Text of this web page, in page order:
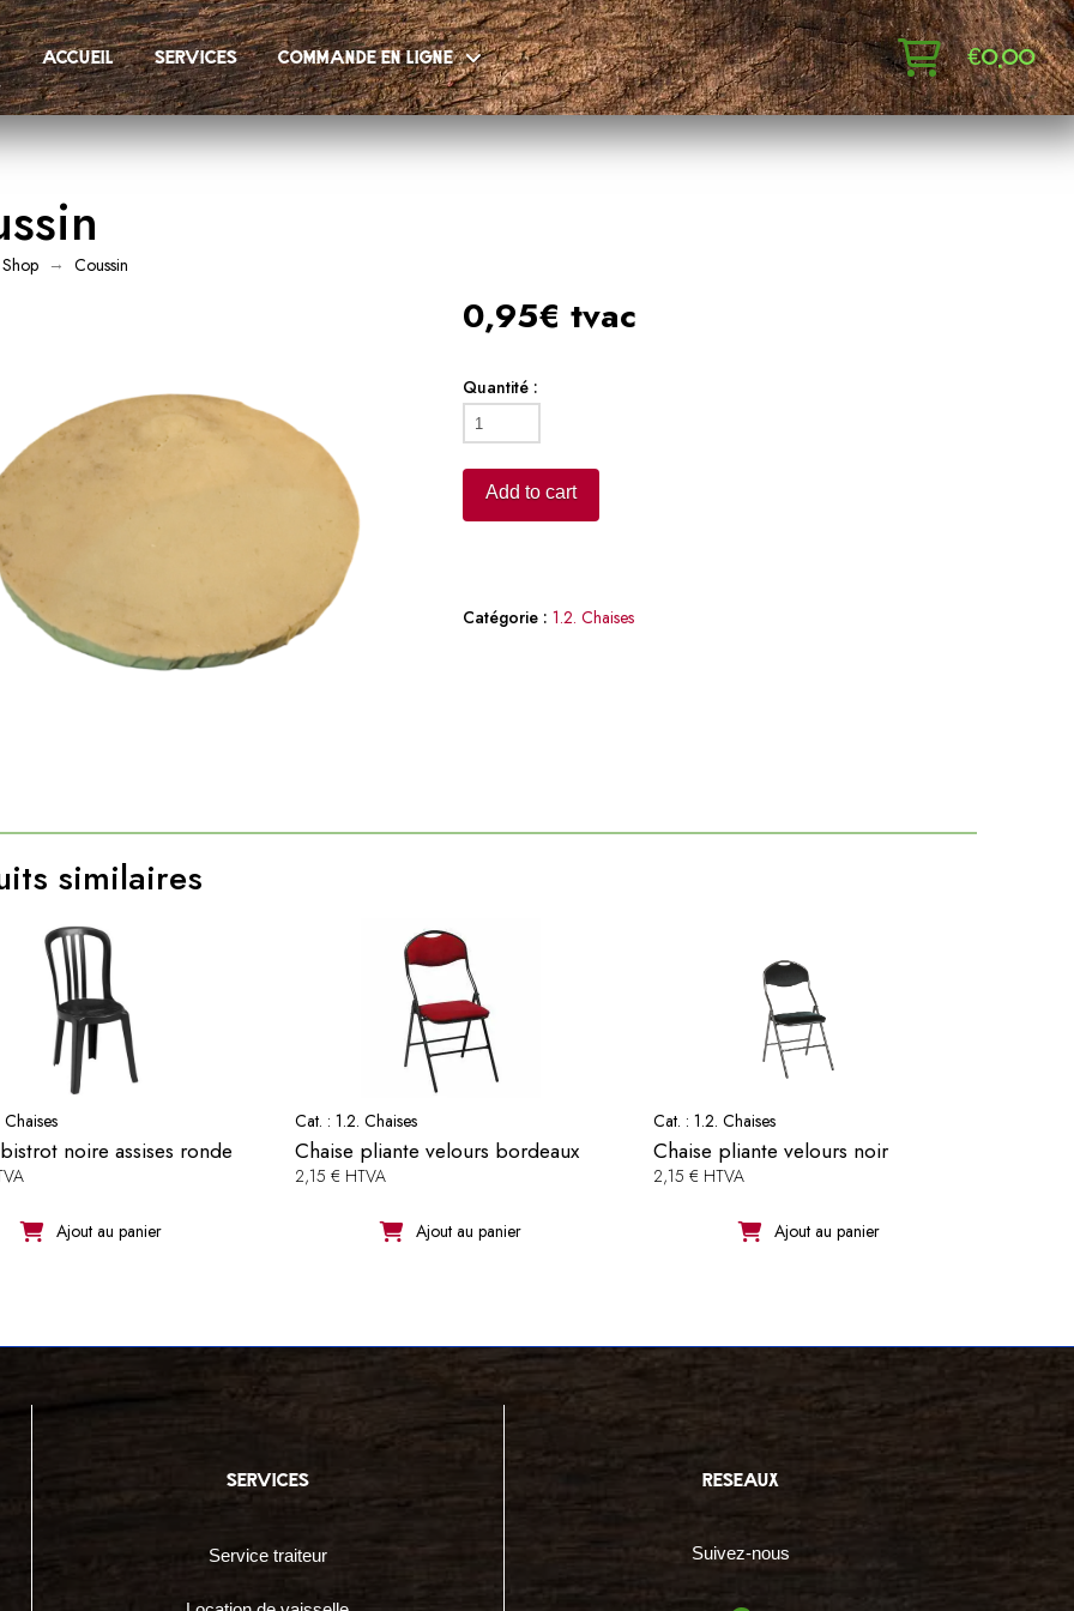
accueil services commande en ligne €0,00
Shop → Coussin
0,95€ tvac
Quantité :
Coussin
quantity
Add to cart
Catégorie : 1.2. Chaises
similaires
Chaises
noire assises ronde
Ajout au panier
Cat. : 1.2. Chaises
Chaise pliante velours bordeaux
2,15 € HTVA
Ajout au panier
Cat. :1.2. Chaises
Chaise pliante velours noir
2,15 € HTVA
Ajout au panier
services
Service traiteur
reseaux
Suivez-nous